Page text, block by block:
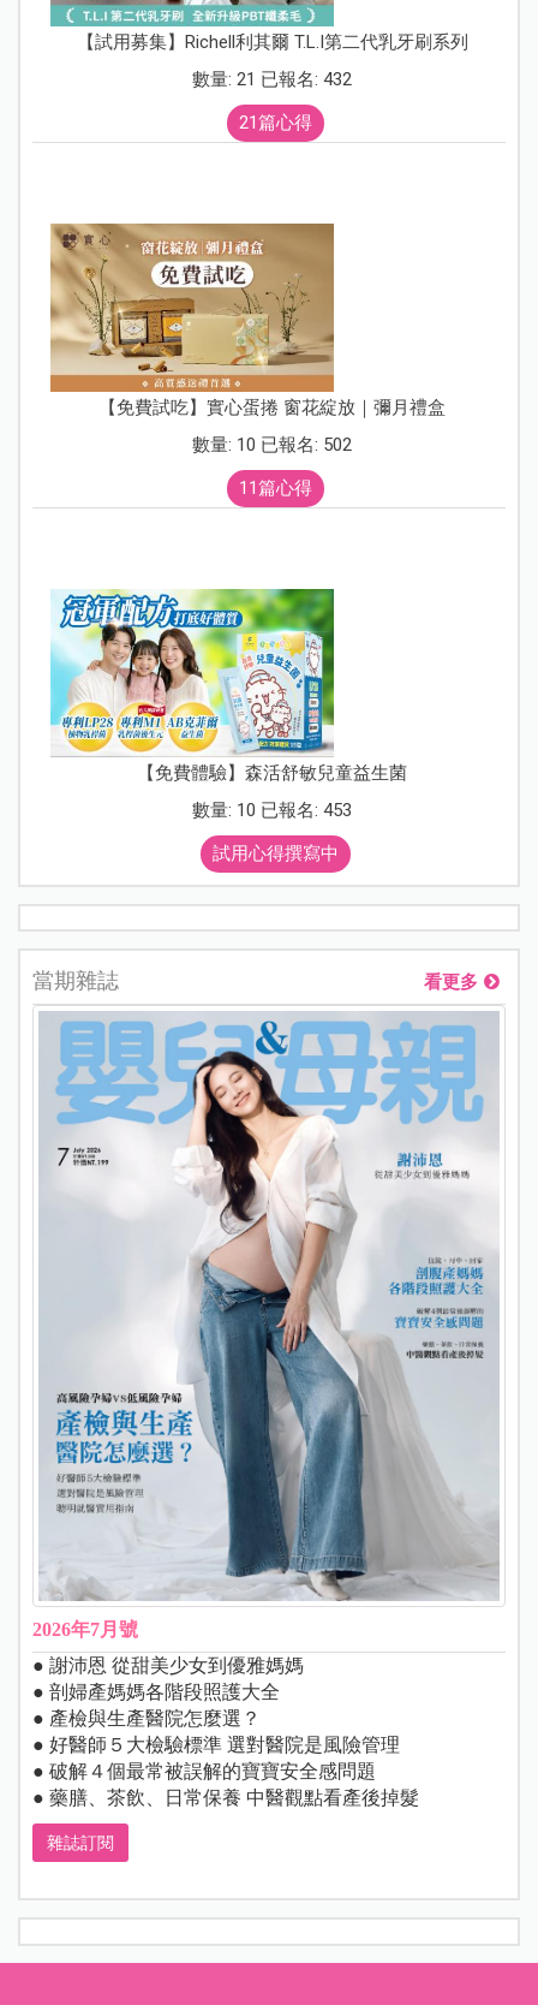
【試用募集】Richell利其爾 T.L.I第二代乳牙刷系列
數量: 21 已報名: 432
21篇心得
【免費試吃】實心蛋捲 窗花綻放｜彌月禮盒
數量: 10 已報名: 502
11篇心得
【免費體驗】森活舒敏兒童益生菌
數量: 10 已報名: 453
試用心得撰寫中
當期雜誌 看更多
2026年7月號
● 謝沛恩 從甜美少女到優雅媽媽
● 剖婦產媽媽各階段照護大全
● 產檢與生產醫院怎麼選？
● 好醫師５大檢驗標準 選對醫院是風險管理
● 破解４個最常被誤解的寶寶安全感問題
● 藥膳、茶飲、日常保養 中醫觀點看產後掉髮
雜誌訂閱